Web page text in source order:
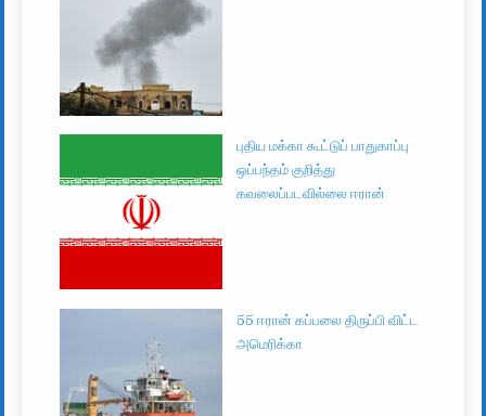
புதிய மக்கா கூட்டுப் பாதுகாப்பு
ஒப்பந்தம் குறித்து
கவலைப்படவில்லை ஈரான்
55 ஈரான் கப்பலை திருப்பி விட்ட
அமெரிக்கா